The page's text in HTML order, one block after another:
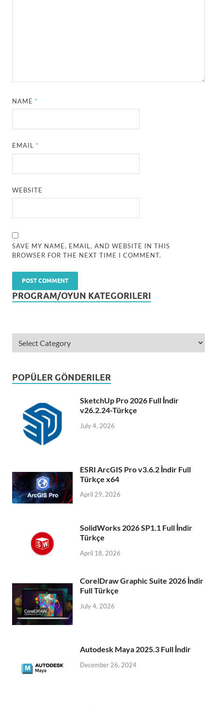
NAME*
EMAIL*
WEBSITE
SAVE MY NAME, EMAIL, AND WEBSITE IN THIS
BROWSER FOR THE NEXT TIME I COMMENT.
PROGRAM/OYUN KATEGORILERI
POPÜLER GÖNDERILER
SketchUp Pro 2026 Full İndir
v26.2.24-Türkçe
July 4, 2026
ESRI ArcGIS Pro v3.6.2 İndir Full
Türkçe x64
April 29, 2026
SolidWorks 2026 SP1.1 Full İndir
Türkçe
April 18, 2026
CorelDraw Graphic Suite 2026 İndir
Full Türkçe
July 4, 2026
Autodesk Maya 2025.3 Full İndir
December 26, 2024